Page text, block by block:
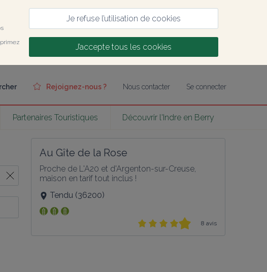
Je refuse l’utilisation de cookies
J’accepte tous les cookies
Rejoignez-nous ? Nous contacter Se connecter
Partenaires Touristiques Découvrir l'Indre en Berry
Au Gîte de la Rose
Proche de L'A20 et d'Argenton-sur-Creuse,
maison en tarif tout inclus !
Tendu (36200)
8 avis